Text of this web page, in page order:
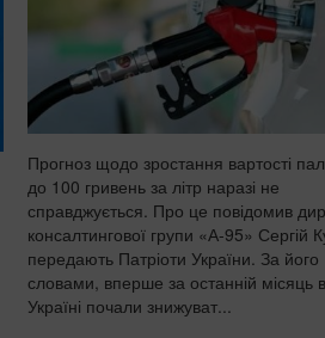
Прогноз щодо зростання вартості
до 100 гривень за літр наразі не
справджується. Про це повідомив
консалтингової групи «А-95» Сергій
передають Патріоти України. За його
словами, вперше за останній місяць в
Україні почали знижуват...